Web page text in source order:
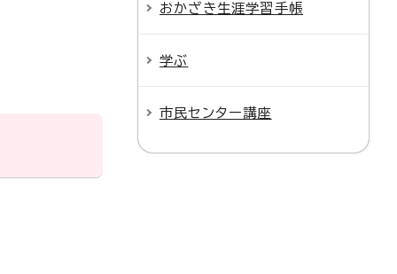
おかざき生涯学習手帳
学ぶ
市民センター講座